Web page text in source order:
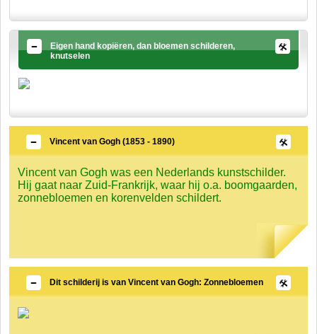
Eigen hand kopiëren, dan bloemen schilderen,
knutselen
Vincent van Gogh (1853 - 1890)
Vincent van Gogh was een Nederlands kunstschilder.
Hij gaat naar Zuid-Frankrijk, waar hij o.a. boomgaarden,
zonnebloemen en korenvelden schildert.
Dit schilderij is van Vincent van Gogh: Zonnebloemen